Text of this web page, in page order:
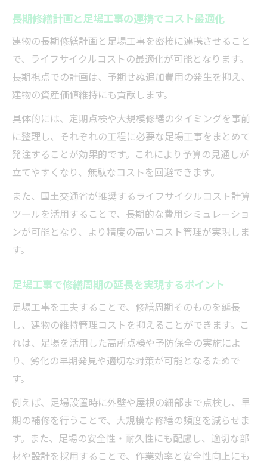
長期修繕計画と足場工事の連携でコスト最適化
建物の長期修繕計画と足場工事を密接に連携させること
で、ライフサイクルコストの最適化が可能となります。
長期視点での計画は、予期せぬ追加費用の発生を抑え、
建物の資産価値維持にも貢献します。
具体的には、定期点検や大規模修繕のタイミングを事前
に整理し、それぞれの工程に必要な足場工事をまとめて
発注することが効果的です。これにより予算の見通しが
立てやすくなり、無駄なコストを回避できます。
また、国土交通省が推奨するライフサイクルコスト計算
ツールを活用することで、長期的な費用シミュレーショ
ンが可能となり、より精度の高いコスト管理が実現しま
す。
足場工事で修繕周期の延長を実現するポイント
足場工事を工夫することで、修繕周期そのものを延長
し、建物の維持管理コストを抑えることができます。こ
れは、足場を活用した高所点検や予防保全の実施によ
り、劣化の早期発見や適切な対策が可能となるためで
す。
例えば、足場設置時に外壁や屋根の細部まで点検し、早
期の補修を行うことで、大規模な修繕の頻度を減らせま
す。また、足場の安全性・耐久性にも配慮し、適切な部
材や設計を採用することで、作業効率と安全性向上にも